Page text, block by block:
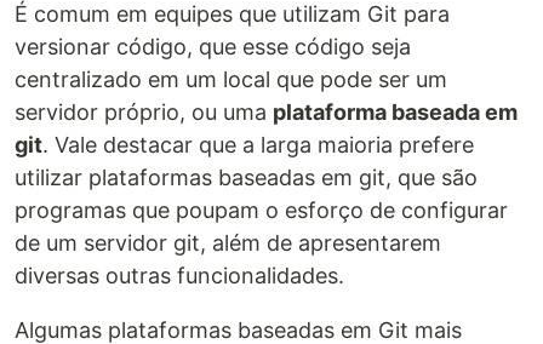
É comum em equipes que utilizam Git para
versionar código, que esse código seja
centralizado em um local que pode ser um
servidor próprio, ou uma plataforma baseada em
git. Vale destacar que a larga maioria prefere
utilizar plataformas baseadas em git, que são
programas que poupam o esforço de configurar
de um servidor git, além de apresentarem
diversas outras funcionalidades.
Algumas plataformas baseadas em Git mais